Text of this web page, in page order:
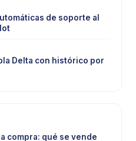
de soporte al
Delta con histórico por
compra: qué se vende